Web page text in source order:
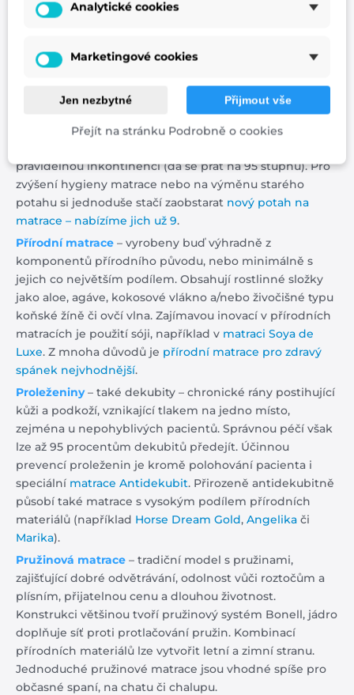
pokrokovější jsou paměťové pěny a BIO pěny, které se
Potah na matrace– součást matrace pro posílení
zjednodušení údržby. Většinu potahů lze rozdělit zipem
na poloviny a díky tomu v případě nehody vyprat jen
postiženou část. Existuje také potah se zimní a letní
pravidelnou inkontinenci (dá se prát na 95 stupňů). Pro
zvýšení hygieny matrace nebo na výměnu starého
potahu si jednoduše stačí zaobstarat nový potah na
matrace – nabízíme jich už 9.
Přírodní matrace – vyrobeny buď výhradně z
komponentů přírodního původu, nebo minimálně s
jejich co největším podílem. Obsahují rostlinné složky
jako aloe, agáve, kokosové vlákno a/nebo živočišné typu
koňské žíně či ovčí vlna. Zajímavou inovací v přírodních
matracích je použití sóji, například v matraci Soya de
Luxe. Z mnoha důvodů je přírodní matrace pro zdravý
spánek nejvhodnější.
Proleženiny– také dekubity – chronické rány postihující
kůži a podkoží, vznikající tlakem na jedno místo,
zejména u nepohyblivých pacientů. Správnou péčí však
lze až 95 procentům dekubitů předejít. Účinnou
prevencí proleženin je kromě polohování pacienta i
speciální matrace Antidekubit. Přirozeně antidekubitně
působí také matrace s vysokým podílem přírodních
materiálů (například Horse Dream Gold, Angelika či
Marika).
Pružinová matrace – tradiční model s pružinami,
zajišťující dobré odvětrávání, odolnost vůči roztočům a
plísním, přijatelnou cenu a dlouhou životnost.
Konstrukci většinou tvoří pružinový systém Bonell, jádro
doplňuje síť proti protlačování pružin. Kombinací
přírodních materiálů lze vytvořit letní a zimní stranu.
Jednoduché pružinové matrace jsou vhodné spíše pro
občasné spaní, na chatu či chalupu.
Analytické cookies
Marketingové cookies
Jen nezbytné Přijmout vše
Přejít na stránku Podrobně o cookies